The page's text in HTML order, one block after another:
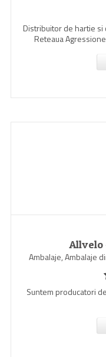
Distribuitor de hartie si
Reteaua
Allvelo
Ambalaje, Ambalaje
Suntem producatori